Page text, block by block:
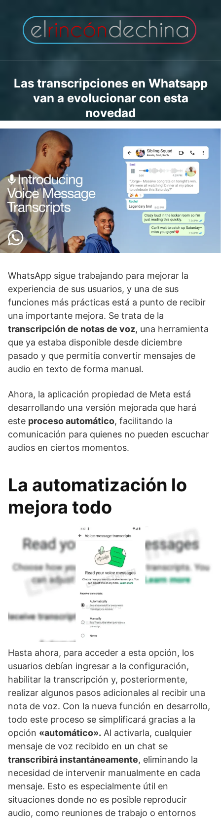
contenido
Las transcripciones en Whatsapp
van a evolucionar con esta
novedad
WhatsApp sigue trabajando para mejorar la
experiencia de sus usuarios, y una de sus
funciones más prácticas está a punto de recibir
una importante mejora. Se trata de la
transcripción de notas de voz, una herramienta
que ya estaba disponible desde diciembre
pasado y que permitía convertir mensajes de
audio en texto de forma manual.
Ahora, la aplicación propiedad de Meta está
desarrollando una versión mejorada que hará
este proceso automático, facilitando la
comunicación para quienes no pueden escuchar
audios en ciertos momentos.
La automatización lo
mejora todo
Hasta ahora, para acceder a esta opción, los
usuarios debían ingresar a la configuración,
habilitar la transcripción y, posteriormente,
realizar algunos pasos adicionales al recibir una
nota de voz. Con la nueva función en desarrollo,
todo este proceso se simplificará gracias a la
opción «automático». Al activarla, cualquier
mensaje de voz recibido en un chat se
transcribirá instantáneamente, eliminando la
necesidad de intervenir manualmente en cada
mensaje. Esto es especialmente útil en
situaciones donde no es posible reproducir
audio, como reuniones de trabajo o entornos